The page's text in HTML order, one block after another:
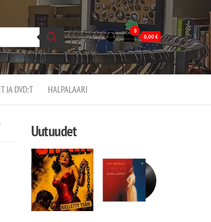
0
0,00€
JA DVD:T HALPALAARI
Uutuudet